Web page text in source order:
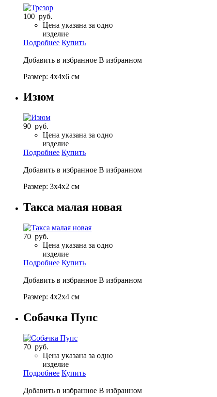
100 руб.
Цена указана за одно
изделие
Подробнее Купить
Добавить в избранное В избранном
Размер: 4х4х6 см
Изюм
90 руб.
Цена указана за одно
изделие
Подробнее Купить
Добавить в избранное В избранном
Размер: 3х4х2 см
Такса малая новая
70 руб.
Цена указана за одно
изделие
Подробнее Купить
Добавить в избранное В избранном
Размер: 4х2х4 см
Собачка Пупс
70 руб.
Цена указана за одно
изделие
Подробнее Купить
Добавить в избранное В избранном